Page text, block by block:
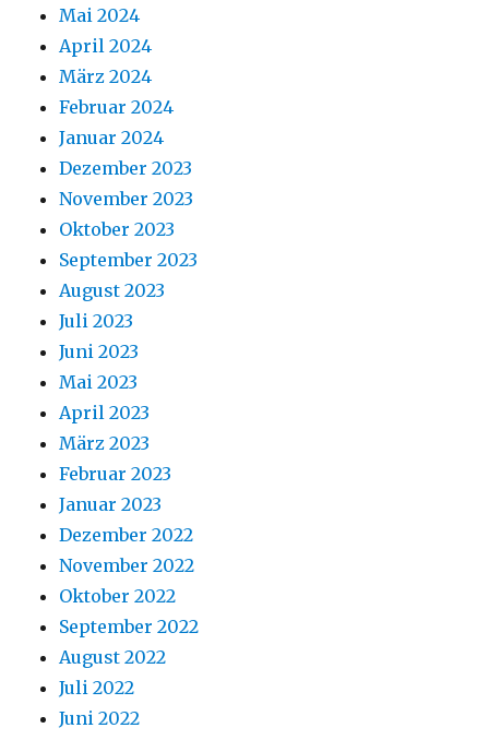
Mai 2024
April 2024
März 2024
Februar 2024
Januar 2024
Dezember 2023
November 2023
Oktober 2023
September 2023
August 2023
Juli 2023
Juni 2023
Mai 2023
April 2023
März 2023
Februar 2023
Januar 2023
Dezember 2022
November 2022
Oktober 2022
September 2022
August 2022
Juli 2022
Juni 2022